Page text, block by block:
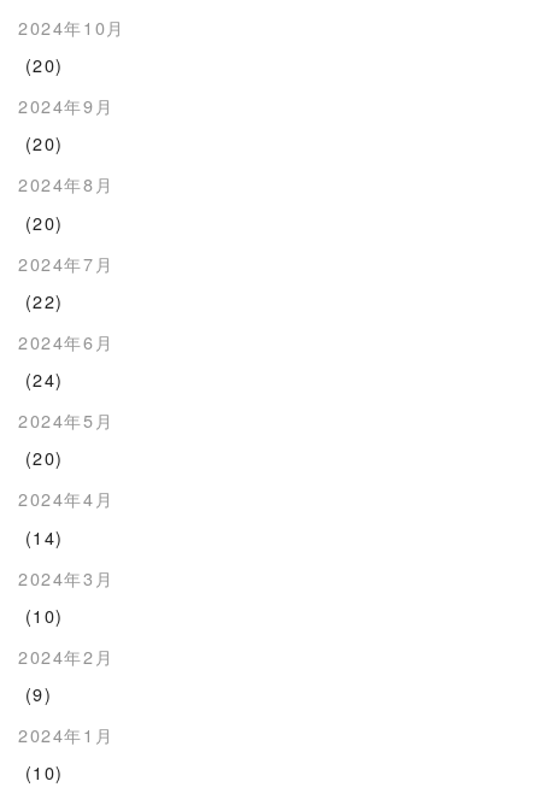
2024年10月
(20)
2024年9月
(20)
2024年8月
(20)
2024年7月
(22)
2024年6月
(24)
2024年5月
(20)
2024年4月
(14)
2024年3月
(10)
2024年2月
(9)
2024年1月
(10)